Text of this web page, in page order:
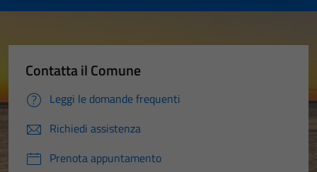
Contatta il Comune
Leggi le domande frequenti
Richiedi assistenza
Prenota appuntamento